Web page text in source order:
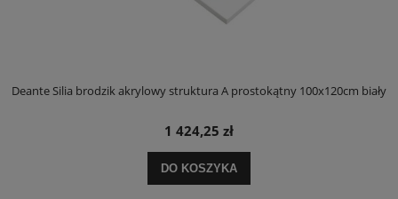
Deante Silia brodzik akrylowy struktura A prostokątny 100x120cm biały
1 424,25 zł
DO KOSZYKA